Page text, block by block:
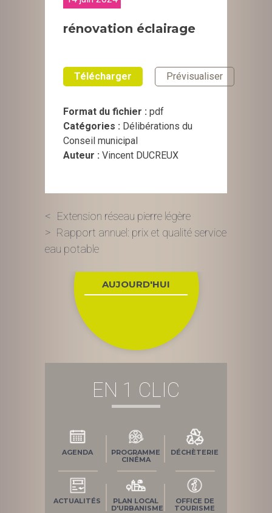
rénovation éclairage
Télécharger Prévisualiser
Format du fichier : pdf
Catégories : Délibérations du
Conseil municipal
Auteur : Vincent DUCREUX
Navigation
de
Extension réseau pierre légère
Rapport annuel: prix et qualité service
eau potable
AUJOURD'HUI
EN 1 CLIC
AGENDA
PROGRAMME
CINÉMA
DÉCHÈTERIE
ACTUALITÉS
PLAN LOCAL
D'URBANISME
OFFICE DE
TOURISME